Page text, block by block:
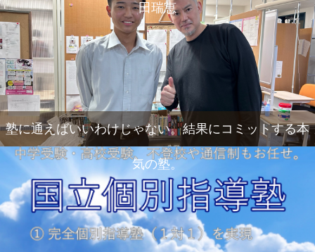
田瑞恵
塾に通えばいいわけじゃない。結果にコミットする本
気の塾。